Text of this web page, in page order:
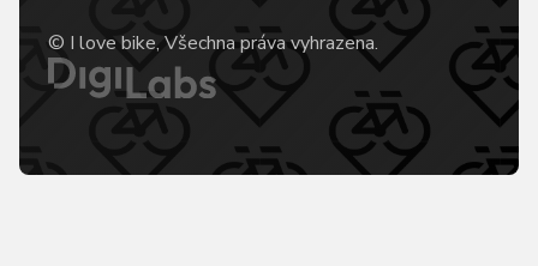
© I love bike, Všechna práva vyhrazena.